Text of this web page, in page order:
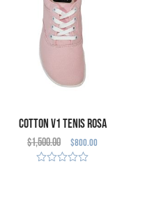
Cotton V1 Tenis Rosa
$1,500.00 $800.00